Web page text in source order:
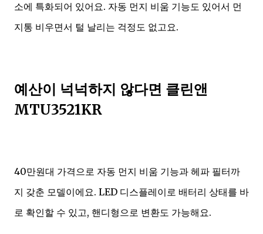
소에 특화되어 있어요. 자동 먼지 비움 기능도 있어서 먼
지통 비우면서 털 날리는 걱정도 없고요.
예산이 넉넉하지 않다면 클린앤
MTU3521KR
40만원대 가격으로 자동 먼지 비움 기능과 헤파 필터까
지 갖춘 모델이에요. LED 디스플레이로 배터리 상태를 바
로 확인할 수 있고, 핸디형으로 변환도 가능해요.